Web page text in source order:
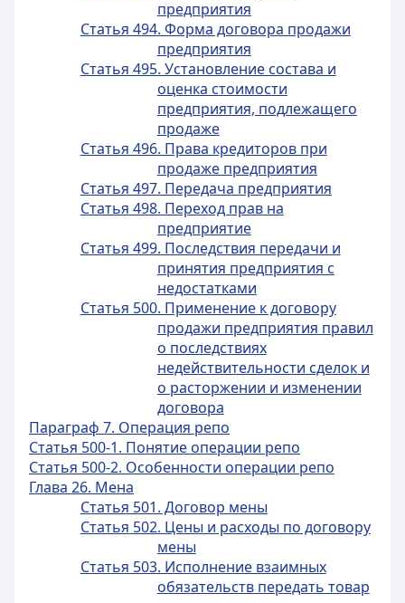
предприятия
Статья 494. Форма договора продажи
предприятия
Статья 495. Установление состава и
оценка стоимости
предприятия, подлежащего
продаже
Статья 496. Права кредиторов при
продаже предприятия
Статья 497. Передача предприятия
Статья 498. Переход прав на
предприятие
Статья 499. Последствия передачи и
принятия предприятия с
недостатками
Статья 500. Применение к договору
продажи предприятия правил
о последствиях
недействительности сделок и
о расторжении и изменении
договора
Параграф 7. Операция репо
Статья 500-1. Понятие операции репо
Статья 500-2. Особенности операции репо
Глава 26. Мена
Статья 501. Договор мены
Статья 502. Цены и расходы по договору
мены
Статья 503. Исполнение взаимных
обязательств передать товар